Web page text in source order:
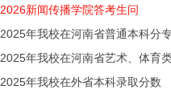
2026新闻传播学院答考生问
2025年我校在河南省普通本科分
2025年我校在河南省艺术、体育
2025年我校在外省本科录取分数